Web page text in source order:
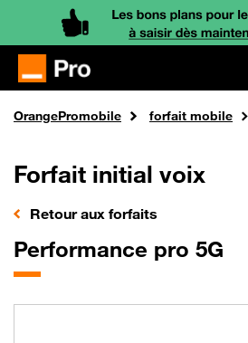
aud'Ariane
OrangePromobile forfait mobile
Forfait initial voix
Retour aux forfaits
Performance pro 5G